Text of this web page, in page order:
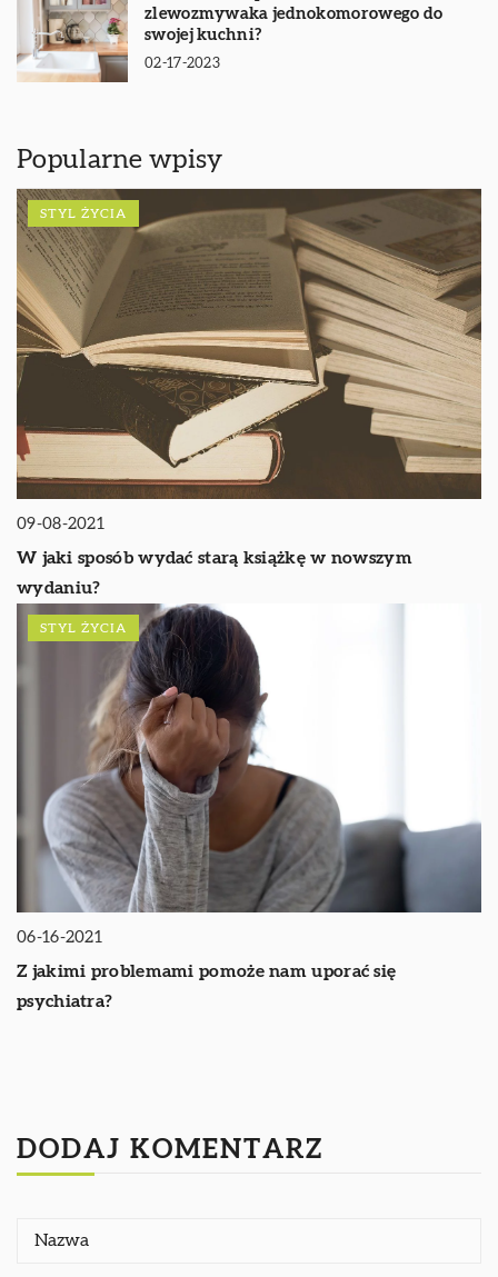
zlewozmywaka jednokomorowego do
swojej kuchni?
02-17-2023
Popularne wpisy
STYL ŻYCIA
09-08-2021
W jaki sposób wydać starą książkę w nowszym
wydaniu?
STYL ŻYCIA
06-16-2021
Z jakimi problemami pomoże nam uporać się
psychiatra?
DODAJ KOMENTARZ